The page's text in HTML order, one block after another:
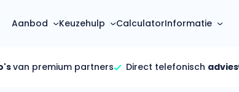
Aanbod Keuzehulp CalculatorInformatie
van premium partners Direct telefonisch advies